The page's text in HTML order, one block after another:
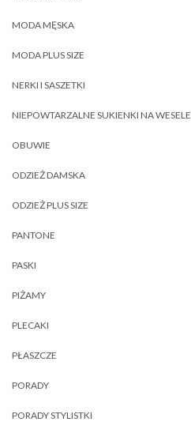
MODA MĘSKA
MODA PLUS SIZE
NERKI I SASZETKI
NIEPOWTARZALNE SUKIENKI NA WESELE
OBUWIE
ODZIEŻ DAMSKA
ODZIEŻ PLUS SIZE
PANTONE
PASKI
PIŻAMY
PLECAKI
PŁASZCZE
PORADY
PORADY STYLISTKI